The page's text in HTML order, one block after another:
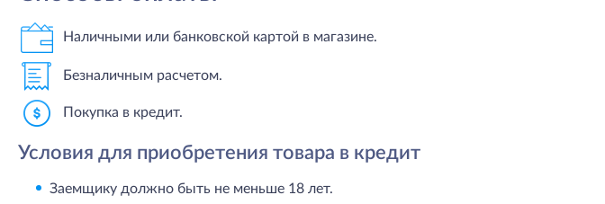
Наличными или банковской картой в магазине.
Безналичным расчетом.
Покупка в кредит.
Условия для приобретения товара в кредит
Заемщику должно быть не меньше 18 лет.